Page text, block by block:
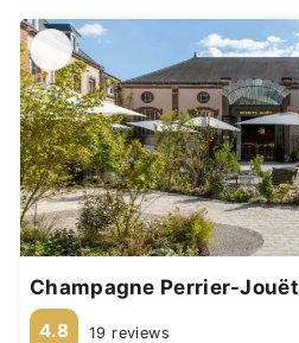
Champagne Perrier-Jouët
4.8 19 reviews